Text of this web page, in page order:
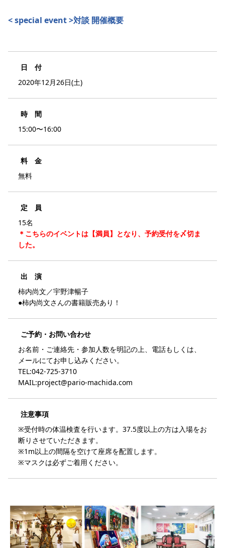
< special event >対談 開催概要
日 付
2020年12月26日(土)
時 間
15:00〜16:00
料 金
無料
定 員
15名
＊こちらのイベントは【満員】となり、予約受付を〆切ま
した。
出 演
柿内尚文／宇野津暢子
●柿内尚文さんの書籍販売あり！
ご予約・お問い合わせ
お名前・ご連絡先・参加人数を明記の上、電話もしくは、
メールにてお申し込みください。
TEL:042-725-3710
MAIL:project@pario-machida.com
注意事項
※受付時の体温検査を行います。37.5度以上の方は入場をお
断りさせていただきます。
※1m以上の間隔を空けて座席を配置します。
※マスクは必ずご着用ください。